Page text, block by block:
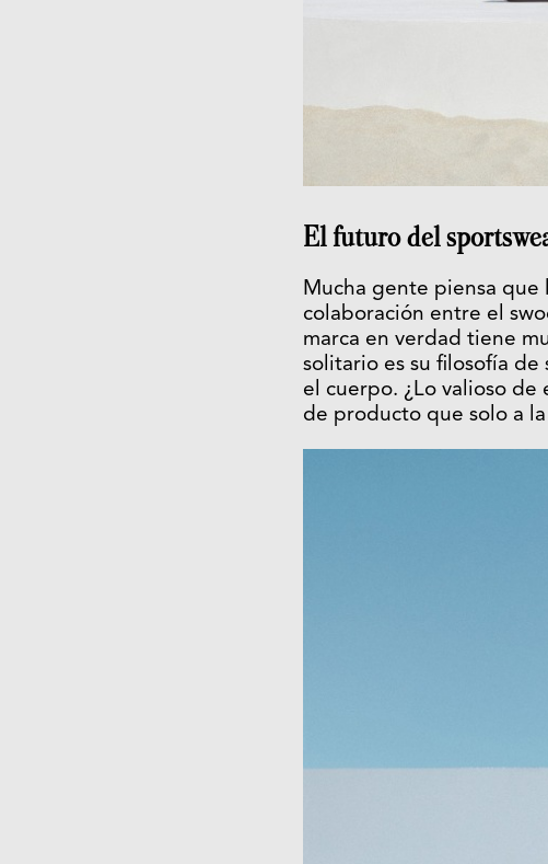
El futuro del
Mucha gente piensa que
colaboración entre el
marca en verdad tiene
solitario es su filosofía
el cuerpo. ¿Lo valioso de
de producto que solo a